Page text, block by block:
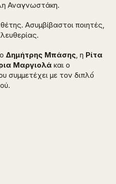
Αναγνωστάκη.
Ασυμβίβαστοι ποιητές,
Δημήτρης Μπάσης, η Ρίτα
Μαργιολά και ο
συμμετέχει με τον διπλό́